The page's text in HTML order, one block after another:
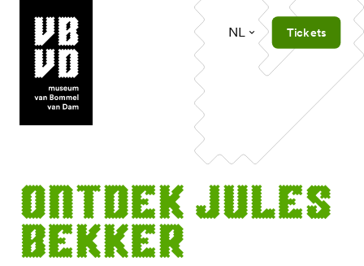
museum van Bommel van Dam
NL Tickets
Ont­dek Jules
Bekker